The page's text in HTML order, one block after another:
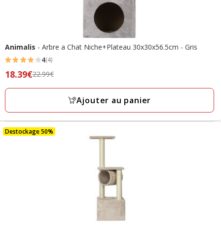
Animalis - Arbre a Chat Niche+Plateau 30x30x56.5cm - Gris
4
étoiles
avec
avis
4(4)
Prix
précédent
prix
final
18.39€
18.39€22.99€
Ajouter au panier
Destockage 50%